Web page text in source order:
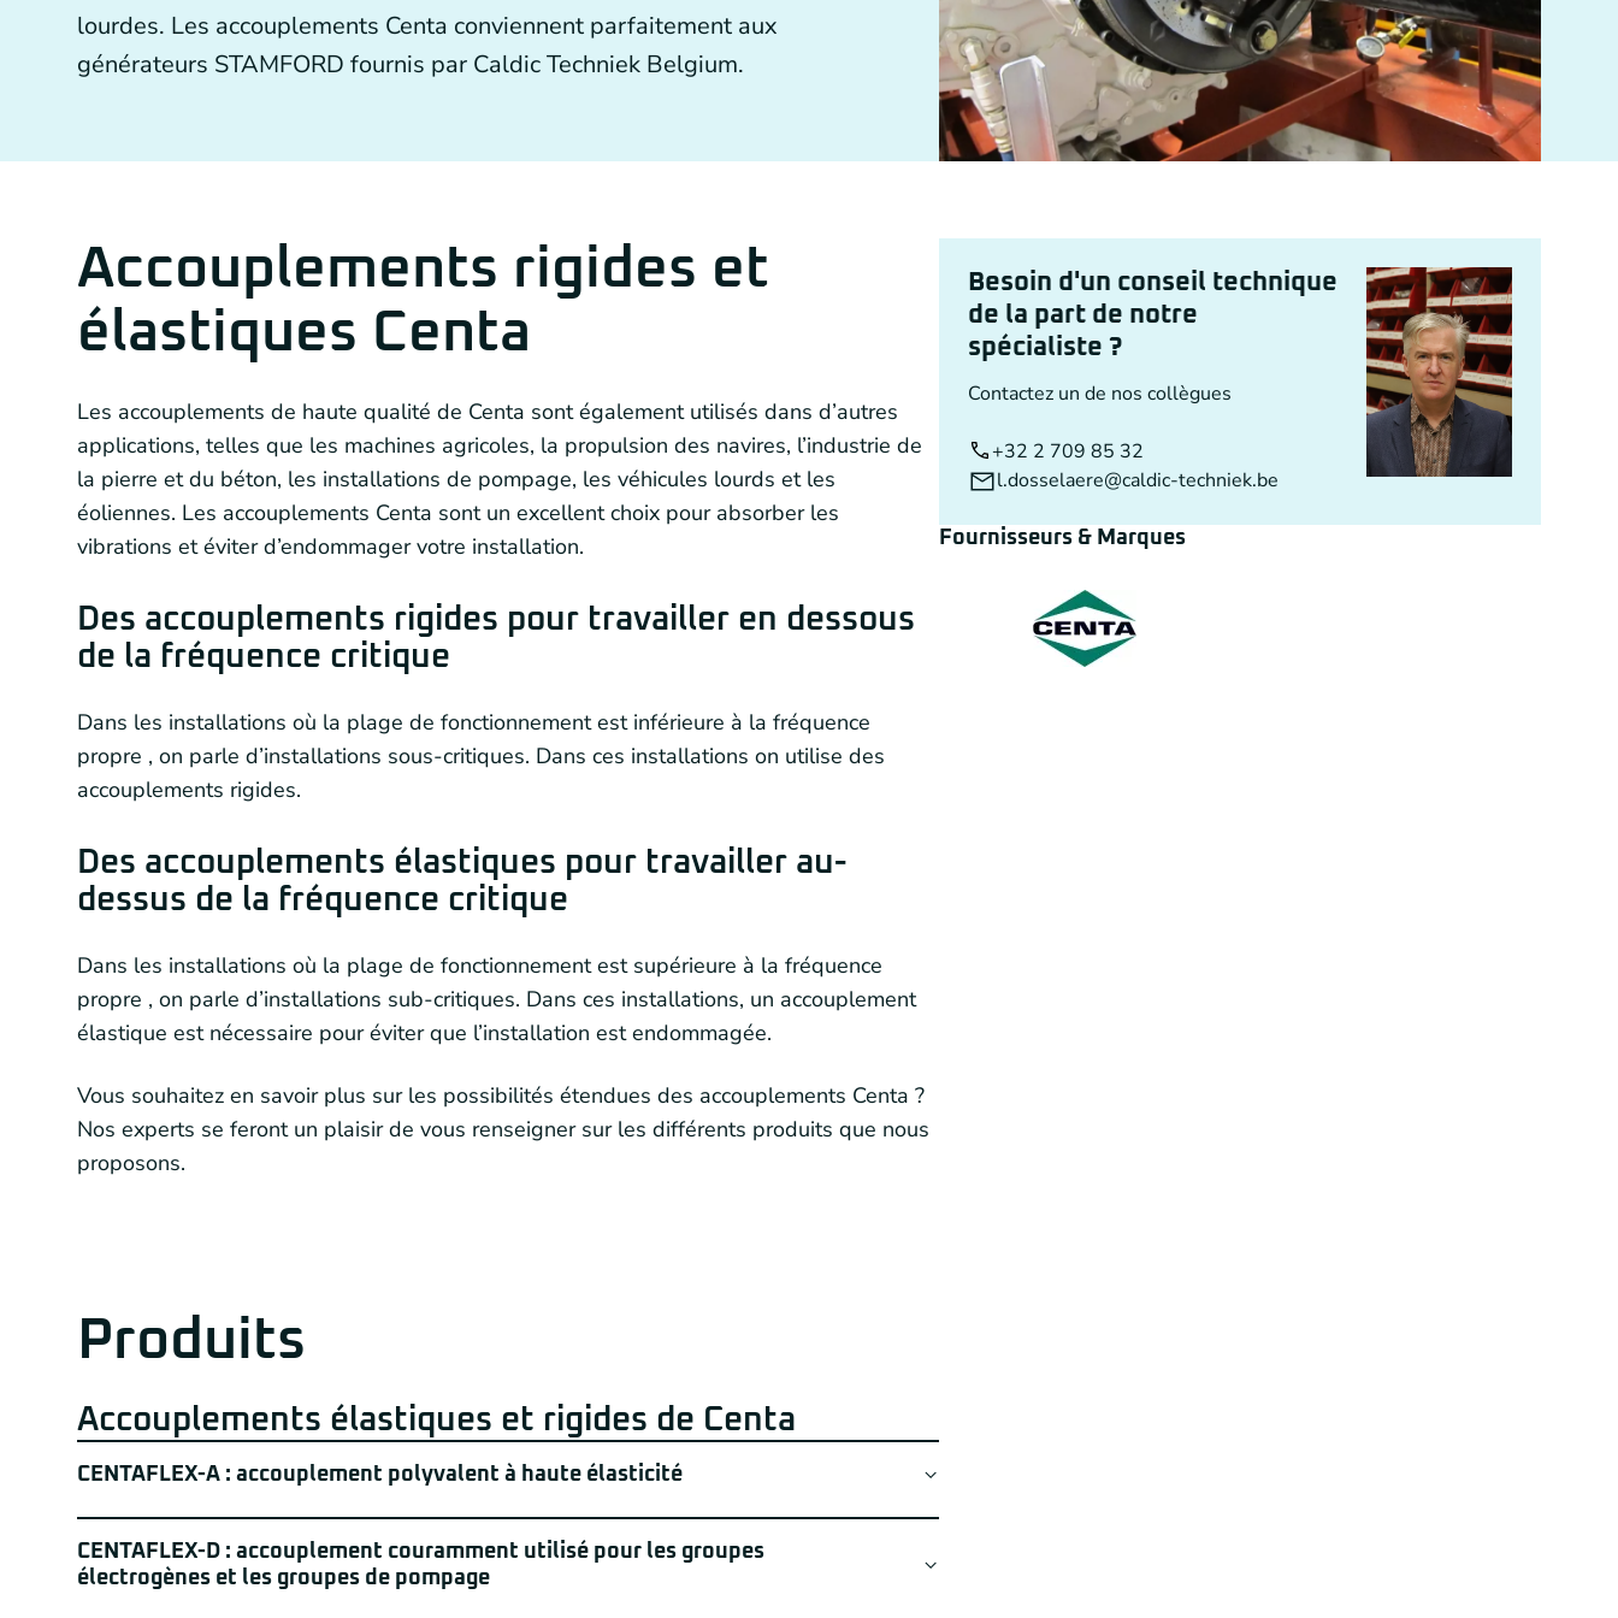
Autres technologies d’entraînement
lourdes. Les accouplements Centa conviennent parfaitement aux
générateurs STAMFORD fournis par Caldic Techniek Belgium.
Accouplements rigides et
élastiques Centa
Les accouplements de haute qualité de Centa sont également utilisés dans d’autres
applications, telles que les machines agricoles, la propulsion des navires, l’industrie de
la pierre et du béton, les installations de pompage, les véhicules lourds et les
éoliennes. Les accouplements Centa sont un excellent choix pour absorber les
vibrations et éviter d’endommager votre installation.
Des accouplements rigides pour travailler en dessous
de la fréquence critique
Dans les installations où la plage de fonctionnement est inférieure à la fréquence
propre , on parle d’installations sous-critiques. Dans ces installations on utilise des
accouplements rigides.
Des accouplements élastiques pour travailler au-
dessus de la fréquence critique
Dans les installations où la plage de fonctionnement est supérieure à la fréquence
propre , on parle d’installations sub-critiques. Dans ces installations, un accouplement
élastique est nécessaire pour éviter que l’installation est endommagée.
Vous souhaitez en savoir plus sur les possibilités étendues des accouplements Centa ?
Nos experts se feront un plaisir de vous renseigner sur les différents produits que nous
proposons.
Produits
Accouplements élastiques et rigides de Centa
CENTAFLEX-A : accouplement polyvalent à haute élasticité
Le CENTAFLEX-A constitue la base de l’ensemble du programme d’accouplements
élastiques CENTA. La conception remonte à 1970 et est toujours à l’avant-garde dans
le monde entier. Les applications sont infinies. L’accouplement CF-A se caractérise par
CENTAFLEX-D : accouplement couramment utilisé pour les groupes
électrogènes et les groupes de pompage
Besoin d'un conseil technique
de la part de notre
spécialiste ?
Contactez un de nos collègues
+32 2 709 85 32
l.dosselaere@caldic-techniek.be
Fournisseurs & Marques